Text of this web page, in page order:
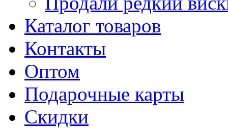
Каталог товаров
Контакты
Оптом
Подарочные карты
Скидки